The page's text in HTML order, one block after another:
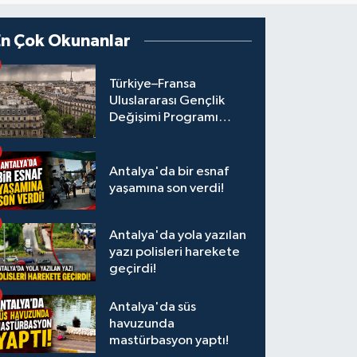
Çok Okunanlar
Türkiye–Fransa
Uluslararası Gençlik
Değişimi Programı
Antalya'da bir esnaf
yaşamına son verdi!
Antalya'da yola yazılan
yazı polisleri harekete
geçirdi!
Antalya'da süs
havuzunda
mastürbasyon yaptı!